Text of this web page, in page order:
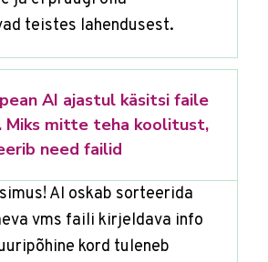
teistes lahendusest.
AI ajastul käsitsi faile
Miks mitte teha koolitust,
need failid
AI oskab sorteerida
vms faili kirjeldava info
kord tuleneb